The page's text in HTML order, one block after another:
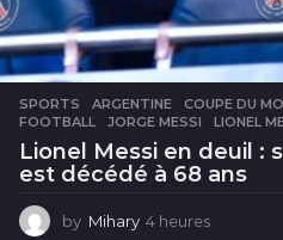
SPORTS ARGENTINE ,COUPE DU
FOOTBALL
,JORGE MESSI ,LIONEL
Lionel Messi en deuil :
est décédé à 68 ans
by Mihary 4 heures